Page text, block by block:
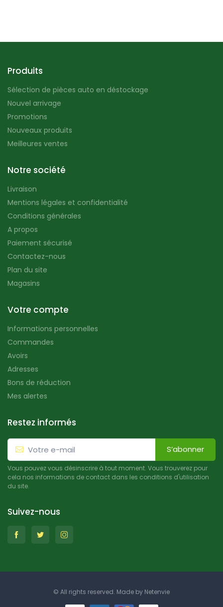
Produits
Sélection de pièces auto en déstockage
Nouvel arrivage
Promotions
Nouveaux produits
Meilleures ventes
Notre société
Livraison
Mentions légales et confidentialité
Conditions générales
A propos
Paiement sécurisé
Contactez-nous
Plan du site
Magasins
Votre compte
Informations personnelles
Commandes
Avoirs
Adresses
Bons de réduction
Mes alertes
Restez informés
S’abonner
Vous pouvez vous désinscrire à tout moment. Vous trouverez pour
cela nos informations de contact dans les conditions d'utilisation
du site.
Suivez-nous
© All rights reserved. Made by Netenvie